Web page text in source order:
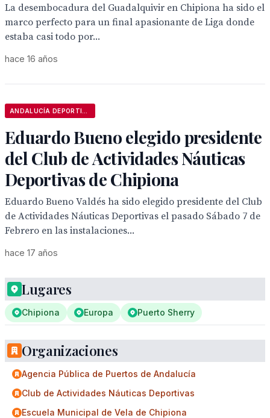
La desembocadura del Guadalquivir en Chipiona ha sido el
marco perfecto para un final apasionante de Liga donde
estaba casi todo por...
hace 16 años
Eduardo Bueno elegido presidente
del Club de Actividades Náuticas
Deportivas de Chipiona
Eduardo Bueno Valdés ha sido elegido presidente del Club
de Actividades Náuticas Deportivas el pasado Sábado 7 de
Febrero en las instalaciones...
hace 17 años
Lugares
Chipiona Europa Puerto Sherry
Organizaciones
Agencia Pública de Puertos de Andalucía
Club de Actividades Náuticas Deportivas
Escuela Municipal de Vela de Chipiona